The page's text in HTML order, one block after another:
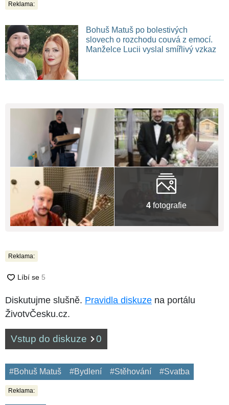
Reklama:
Bohuš Matuš po bolestivých
slovech o rozchodu couvá z emocí.
Manželce Lucii vyslal smířlivý vzkaz
4 fotografie
Reklama:
Diskutujme slušně. Pravidla diskuze na portálu
ŽivotvČesku.cz.
Vstup do diskuze 0
#Bohuš Matuš #Bydlení #Stěhování #Svatba
Reklama: